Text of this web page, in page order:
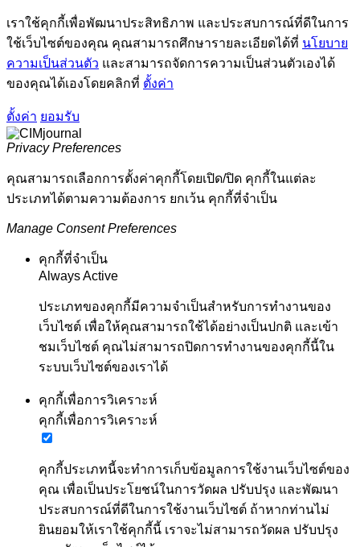
เราใช้คุกกี้เพื่อพัฒนาประสิทธิภาพ และประสบการณ์ที่ดีในการ
ใช้เว็บไซต์ของคุณ คุณสามารถศึกษารายละเอียดได้ที่ นโยบาย
ความเป็นส่วนตัว และสามารถจัดการความเป็นส่วนตัวเองได้
ของคุณได้เองโดยคลิกที่ ตั้งค่า
ตั้งค่า ยอมรับ
Privacy Preferences
คุณสามารถเลือกการตั้งค่าคุกกี้โดยเปิด/ปิด คุกกี้ในแต่ละ
ประเภทได้ตามความต้องการ ยกเว้น คุกกี้ที่จำเป็น
Manage Consent Preferences
คุกกี้ที่จำเป็น
Always Active
ประเภทของคุกกี้มีความจำเป็นสำหรับการทำงานของ
เว็บไซต์ เพื่อให้คุณสามารถใช้ได้อย่างเป็นปกติ และเข้า
ชมเว็บไซต์ คุณไม่สามารถปิดการทำงานของคุกกี้นี้ใน
ระบบเว็บไซต์ของเราได้
คุกกี้เพื่อการวิเคราะห์
คุกกี้เพื่อการวิเคราะห์
คุกกี้ประเภทนี้จะทำการเก็บข้อมูลการใช้งานเว็บไซต์ของ
คุณ เพื่อเป็นประโยชน์ในการวัดผล ปรับปรุง และพัฒนา
ประสบการณ์ที่ดีในการใช้งานเว็บไซต์ ถ้าหากท่านไม่
ยินยอมให้เราใช้คุกกี้นี้ เราจะไม่สามารถวัดผล ปรับปรุง